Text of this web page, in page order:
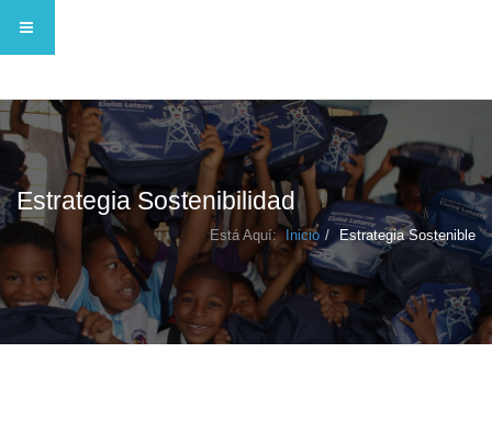
Estrategia Sostenibilidad
Está Aquí:Inicio Estrategia Sostenible